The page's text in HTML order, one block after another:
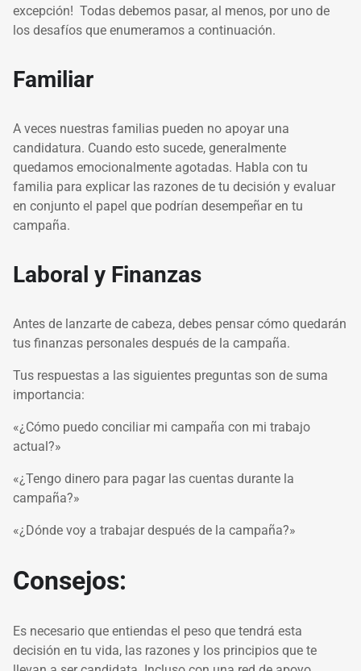
excepción! Todas debemos pasar, al menos, por uno de
los desafíos que enumeramos a continuación.
Familiar
A veces nuestras familias pueden no apoyar una
candidatura. Cuando esto sucede, generalmente
quedamos emocionalmente agotadas. Habla con tu
familia para explicar las razones de tu decisión y evaluar
en conjunto el papel que podrían desempeñar en tu
campaña.
Laboral y Finanzas
Antes de lanzarte de cabeza, debes pensar cómo quedarán
tus finanzas personales después de la campaña.
Tus respuestas a las siguientes preguntas son de suma
importancia:
«¿Cómo puedo conciliar mi campaña con mi trabajo
actual?»
«¿Tengo dinero para pagar las cuentas durante la
campaña?»
«¿Dónde voy a trabajar después de la campaña?»
Consejos:
Es necesario que entiendas el peso que tendrá esta
decisión en tu vida, las razones y los principios que te